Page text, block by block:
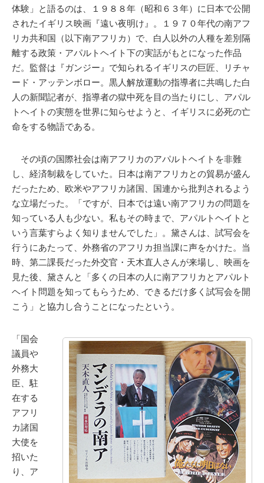
体験」と語るのは、１９８８年（昭和６３年）に日本で公開
されたイギリス映画『遠い夜明け』。１９７０年代の南アフ
リカ共和国（以下南アフリカ）で、白人以外の人種を差別隔
離する政策・アパルトヘイト下の実話がもとになった作品
だ。監督は『ガンジー』で知られるイギリスの巨匠、リチャ
ード・アッテンボロー。黒人解放運動の指導者に共鳴した白
人の新聞記者が、指導者の獄中死を目の当たりにし、アパル
トヘイトの実態を世界に知らせようと、イギリスに必死の亡
命をする物語である。
その頃の国際社会は南アフリカのアパルトヘイトを非難
し、経済制裁をしていた。日本は南アフリカとの貿易が盛ん
だったため、欧米やアフリカ諸国、国連から批判されるよう
な立場だった。「ですが、日本では遠い南アフリカの問題を
知っている人も少ない。私もその時まで、アパルトヘイトと
いう言葉すらよく知りませんでした」。黛さんは、試写会を
行うにあたって、外務省のアフリカ担当課に声をかけた。当
時、第二課長だった外交官・天木直人さんが来場し、映画を
見た後、黛さんと「多くの日本の人に南アフリカとアパルト
ヘイト問題を知ってもらうため、できるだけ多く試写会を開
こう」と協力し合うことになったという。
「国会
議員や
外務大
臣、駐
在する
アフリ
カ諸国
大使を
招いた
り、ア